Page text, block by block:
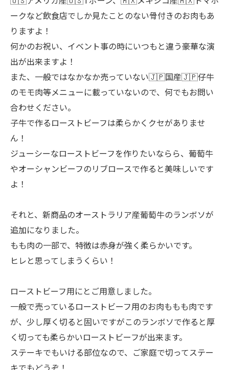
ークなど飲食店でしか見たことのない骨付きのお肉もあ
りますよ！
何かのお祝い、イベント事の時にいつもと違う豪華な演
出が出来ますよ！
また、一般ではなかなか売っていない🇯🇵国産🇯🇵仔牛
のモモ肉等メニューに載っていないので、何でもお問い
合わせください。
子牛で作るローストビーフは柔らかくクセがありませ
ん！
ジューシーなローストビーフを作りたいならら、葡萄牛
やオーシャンビーフのリブロースで作ると美味しいです
よ！
それと、新商品のオーストラリア産葡萄牛のランボソが
追加になりました。
もも肉の一部で、特徴は赤身が強く柔らかいです。
ヒレと思ってしまうくらい！
ローストビーフ用にとご用意しました。
一般で売っているローストビーフ用のお肉ももも肉です
が、少し厚く切ると固いですがこのランボソで作ると厚
く切っても柔らかいローストビーフが出来ます。
ステーキでもいける部位なので、ご家庭で切ってステー
キでもどうぞ！